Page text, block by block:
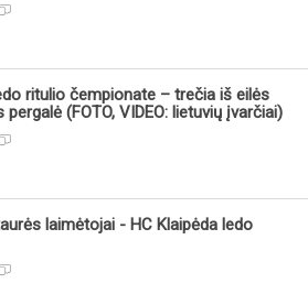
ritulio čempionate – trečia iš eilės
(FOTO, VIDEO: lietuvių įvarčiai)
laimėtojai - HC Klaipėda ledo